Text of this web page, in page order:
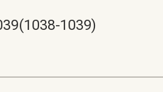
1039)